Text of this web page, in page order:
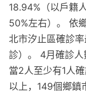
18.94%（以戶籍
50%左右）。 依
北市汐止區確診
診）。 4月確診
當2人至少有1人
以上，149個鄉鎮